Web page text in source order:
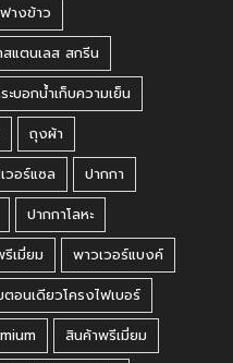
างข้าว
สแตนเลส สกรีน
ะบอกน้ำเก็บความเย็น
ถุงผ้า
วอร์แซล
ปากกา
ปากกาโลหะ
เมี่ยม
พาวเวอร์แบงค์
ตอนเดียวโครงไฟเบอร์
สินค้าพรีเมี่ยม